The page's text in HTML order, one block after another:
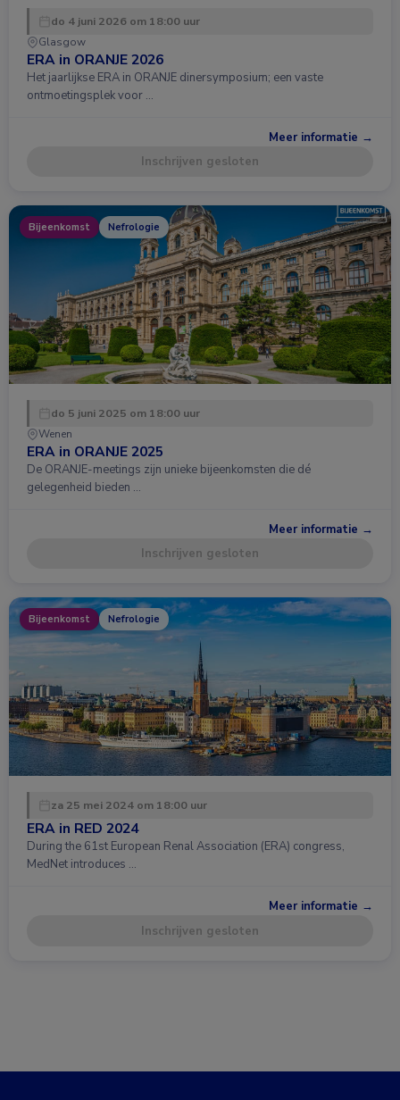
do 4 juni 2026 om 18:00 uur
Glasgow
ERA in ORANJE 2026
Het jaarlijkse ERA in ORANJE dinersymposium; een vaste
ontmoetingsplek voor …
Meer informatie →
Inschrijven gesloten
Bijeenkomst Nefrologie
do 5 juni 2025 om 18:00 uur
Wenen
ERA in ORANJE 2025
De ORANJE-meetings zijn unieke bijeenkomsten die dé
gelegenheid bieden …
Meer informatie →
Inschrijven gesloten
Bijeenkomst Nefrologie
za 25 mei 2024 om 18:00 uur
ERA in RED 2024
During the 61st European Renal Association (ERA) congress,
MedNet introduces …
Meer informatie →
Inschrijven gesloten